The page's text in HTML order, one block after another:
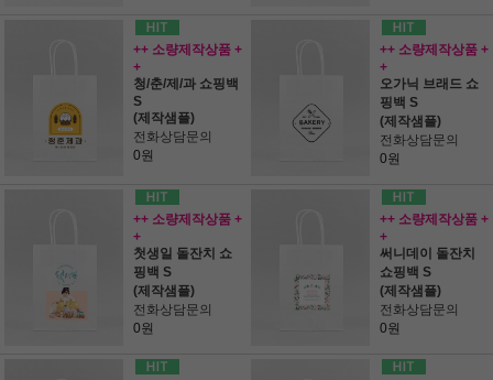
++ 소량제작상품 +
+
청/춘/제/과 쇼핑백
S
(제작샘플)
전화상담문의
0원
++ 소량제작상품 +
+
오가닉 브래드 쇼
핑백 S
(제작샘플)
전화상담문의
0원
++ 소량제작상품 +
+
첫생일 돌잔치 쇼
핑백 S
(제작샘플)
전화상담문의
0원
++ 소량제작상품 +
+
써니데이 돌잔치
쇼핑백 S
(제작샘플)
전화상담문의
0원